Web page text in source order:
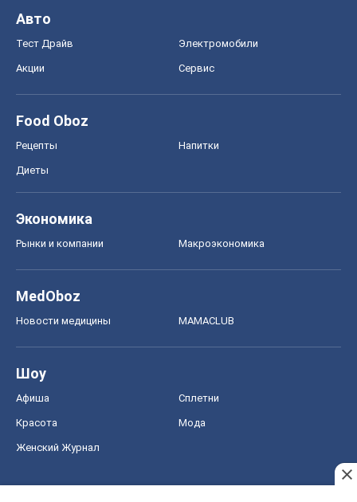
Авто
Тест Драйв Электромобили
Акции Сервис
Food Oboz
Рецепты Напитки
Диеты
Экономика
Рынки и компании Mакроэкономика
MedOboz
Новости медицины MAMACLUB
Шоу
Афиша Сплетни
Красота Мода
Женский Журнал